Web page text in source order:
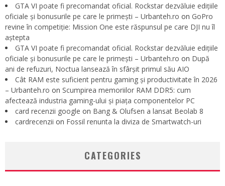
GTA VI poate fi precomandat oficial. Rockstar dezvăluie edițiile
oficiale și bonusurile pe care le primești – Urbanteh.ro on GoPro
revine în competiție: Mission One este răspunsul pe care DJI nu îl
aștepta
GTA VI poate fi precomandat oficial. Rockstar dezvăluie edițiile
oficiale și bonusurile pe care le primești – Urbanteh.ro on După
ani de refuzuri, Noctua lansează în sfârșit primul său AIO
Cât RAM este suficient pentru gaming și productivitate în 2026
– Urbanteh.ro on Scumpirea memoriilor RAM DDR5: cum
afectează industria gaming-ului și piața componentelor PC
card recenzii google on Bang & Olufsen a lansat Beolab 8
cardrecenzii on Fossil renunta la diviza de Smartwatch-uri
CATEGORIES